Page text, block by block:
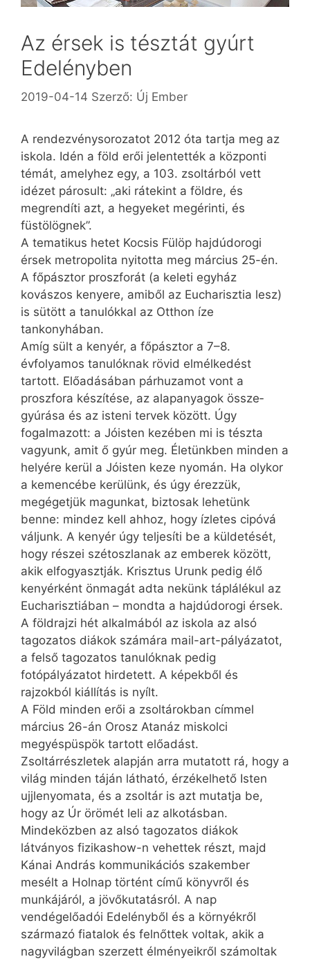
Az érsek is tésztát gyúrt
Edelényben
2019-04-14 Szerző: Új Ember
A rendezvénysorozatot 2012­ óta tartja meg az
iskola. Idén a föld erői jelentették a központi
témát, amelyhez egy, a 103. zsoltárból vett
idézet párosult: „aki rátekint a földre, és
megrendíti azt, a hegyeket megérinti, és
füstölögnek”.
A tematikus hetet Kocsis Fülöp hajdúdorogi
érsek metropolita nyitotta meg március 25-én.
A főpásztor proszforát (a keleti egyház
kovászos kenyere, amiből az Eucharisztia lesz)
is sütött a tanulókkal az Otthon íze
tankonyhában.
Amíg sült a kenyér, a főpásztor a 7–8.
évfolyamos tanulóknak rövid elmélkedést
tartott. Előadásában párhuzamot vont a
proszfora készítése, az alapanyagok­ össze­
gyúrása és az isteni tervek között. Úgy
fogalmazott: a Jóisten kezében mi is tészta
vagyunk, amit ő gyúr meg. Életünkben minden a
helyére kerül a Jóisten keze nyomán. Ha olykor
a kemencébe kerülünk, és úgy érezzük,
megégetjük magunkat, biztosak lehetünk
benne: mindez kell ahhoz, hogy ízletes cipóvá
váljunk. A kenyér úgy teljesíti be a küldetését,
hogy részei szétoszlanak az emberek között,
akik elfogyasztják. Krisztus Urunk pedig élő
kenyérként önmagát adta nekünk táplálékul az
Eucharisztiában – mondta a hajdúdorogi érsek.
A földrajzi hét alkalmából az iskola az alsó
tagozatos diákok számára mail-art-pályázatot,
a felső tagozatos tanulóknak pedig
fotópályázatot hirdetett. A képekből és
rajzokból kiállítás is nyílt.
A Föld minden erői a zsoltárokban címmel
március 26-án Orosz Atanáz miskolci
megyéspüspök tartott előadást.
Zsoltárrészletek alapján arra mutatott rá, hogy a
világ minden táján látható, érzékelhető Isten
ujjlenyomata, és a zsoltár is azt mutatja be,
hogy az Úr örömét leli az alkotásban.
Mindeközben az alsó tagozatos diákok
látványos fizi­ka­show-n vehettek részt, majd
Kánai András kommunikációs szakember
mesélt a Holnap történt című könyvről és
munkájáról, a jövőkutatásról. A nap
vendégelőadói Edelényből és a környékről
származó fiatalok és felnőttek voltak, akik a
nagyvilágban szerzett élményeikről számoltak